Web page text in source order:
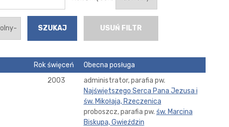
USUŃ FILTR
Rok święceń
Obecna posługa
2003
administrator, parafia pw.
Najświętszego Serca Pana Jezusa i
św. Mikołaja, Rzeczenica
proboszcz, parafia pw. św. Marcina
Biskupa, Gwieździn